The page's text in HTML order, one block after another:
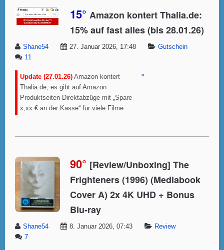
15° Amazon kontert Thalia.de:
15% auf fast alles (bis 28.01.26)
Shane54 27. Januar 2026, 17:48
Gutschein
11
Update (27.01.26) Amazon kontert
Thalia.de, es gibt auf Amazon
Produktseiten Direktabzüge mit „Spare
x,xx € an der Kasse“ für viele Filme.
»
90° [Review/Unboxing] The
Frighteners (1996) (Mediabook
Cover A) 2x 4K UHD + Bonus
Blu-ray
Shane54 8. Januar 2026, 07:43
Review
7